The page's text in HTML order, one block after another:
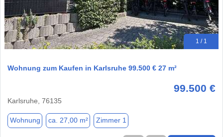
1 / 1
Wohnung zum Kaufen in Karlsruhe 99.500 € 27 m²
99.500 €
Karlsruhe, 76135
Wohnung ca. 27,00 m² Zimmer 1